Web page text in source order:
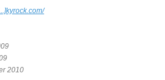
kyrock.com/
2010